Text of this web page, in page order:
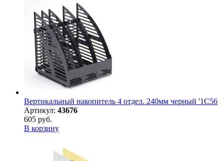
Вертикальный накопитель 4 отдел. 240мм черный '1С56
Артикул: 43676
605 руб.
В корзину